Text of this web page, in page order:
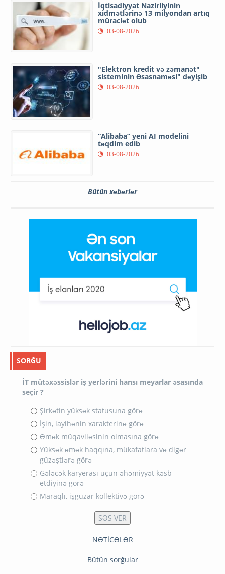
İqtisadiyyat Nazirliyinin
xidmətlərinə 13 milyondan artıq
müraciət olub
03-08-2026
"Elektron kredit və zəmanət"
sisteminin Əsasnaməsi" dəyişib
03-08-2026
“Alibaba” yeni AI modelini
təqdim edib
03-08-2026
Bütün xəbərlər
SORĞU
İT mütəxəssislər iş yerlərini hansı meyarlar əsasında
seçir ?
Şirkətin yüksək statusuna görə
İşin, layihənin xarakterinə görə
Əmək müqaviləsinin olmasına görə
Yüksək əmək haqqına, mükafatlara və digər
güzəştlərə görə
Gələcək karyerası üçün əhəmiyyət kəsb
etdiyinə görə
Maraqlı, işgüzar kollektivə görə
NƏTİCƏLƏR
Bütün sorğular